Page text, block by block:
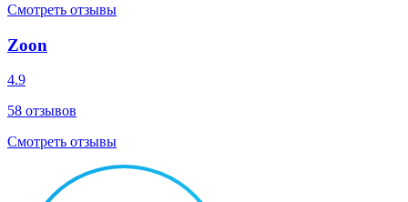
Смотреть отзывы
Zoon
4.9
58 отзывов
Смотреть отзывы